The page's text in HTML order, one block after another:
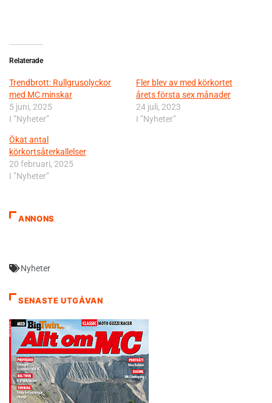
Relaterade
Trendbrott: Rullgrusolyckor
med MC minskar
5 juni, 2025
I ”Nyheter”
Fler blev av med körkortet
årets första sex månader
24 juli, 2023
I ”Nyheter”
Ökat antal
körkortsåterkallelser
20 februari, 2025
I ”Nyheter”
ANNONS
Nyheter
SENASTE UTGÅVAN